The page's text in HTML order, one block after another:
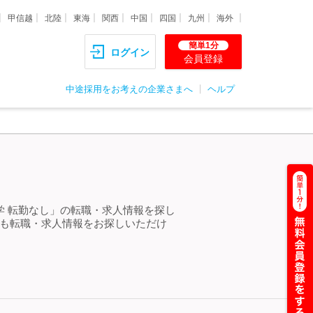
甲信越 北陸 東海 関西 中国 四国 九州 海外
ログイン
簡単1分
会員登録
中途採用をお考えの企業さまへ ヘルプ
転勤なし」の転職・求人情報を探し
転職・求人情報をお探しいただけ